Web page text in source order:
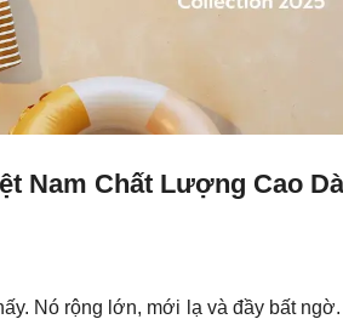
Nam Chất Lượng Cao
Nó rộng lớn, mới lạ và đầy bất